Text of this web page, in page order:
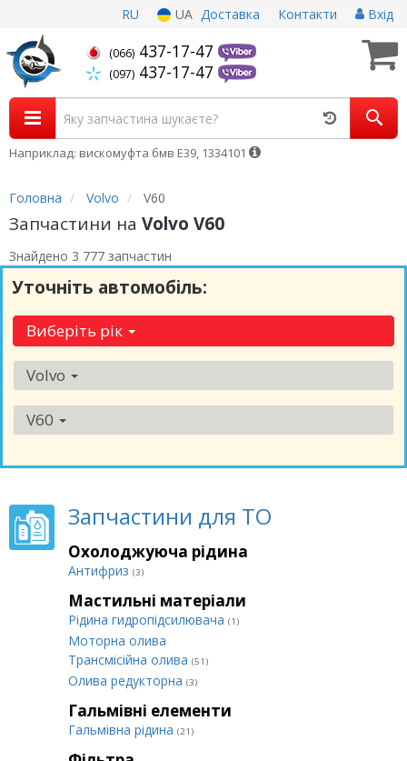
RU UA Доставка Контакти Вхід
(066) 437-17-47
(097) 437-17-47
Наприклад: вискомуфта бмв Е39, 1334101
Головна Volvo V60
Запчастини на Volvo V60
Знайдено 3 777 запчастин
Уточніть автомобіль:
Виберіть рік
Volvo
V60
Запчастини для ТО
Охолоджуюча рідина
Антифриз (3)
Мастильні матеріали
Рідина гидропідсилювача (1)
Моторна олива
Трансмісійна олива (51)
Олива редукторна (3)
Гальмівні елементи
Гальмівна рідина (21)